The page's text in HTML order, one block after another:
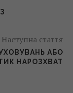
Наступна стаття
АБО
НАРОЗХВАТ